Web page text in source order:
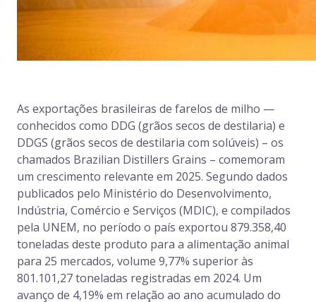
As exportações brasileiras de farelos de milho —
conhecidos como DDG (grãos secos de destilaria) e
DDGS (grãos secos de destilaria com solúveis) – os
chamados Brazilian Distillers Grains – comemoram
um crescimento relevante em 2025. Segundo dados
publicados pelo Ministério do Desenvolvimento,
Indústria, Comércio e Serviços (MDIC), e compilados
pela UNEM, no período o país exportou 879.358,40
toneladas deste produto para a alimentação animal
para 25 mercados, volume 9,77% superior às
801.101,27 toneladas registradas em 2024. Um
avanço de 4,19% em relação ao ano acumulado do